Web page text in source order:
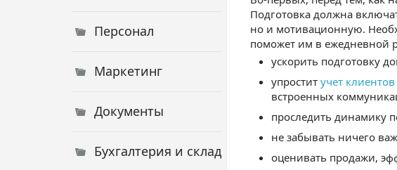
Персонал
Маркетинг
Документы
Бухгалтерия и склад
Подготовка должна
но и мотивационную.
поможет им в ежедневной
ускорить подготовку
упростит учет клиентов
встроенных
проследить динамику
не забывать ничего
оценивать продажи,